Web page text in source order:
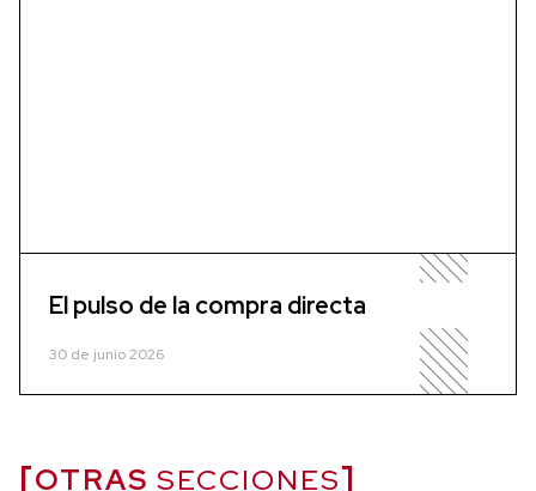
El pulso de la compra directa
30 de junio 2026
OTRAS SECCIONES